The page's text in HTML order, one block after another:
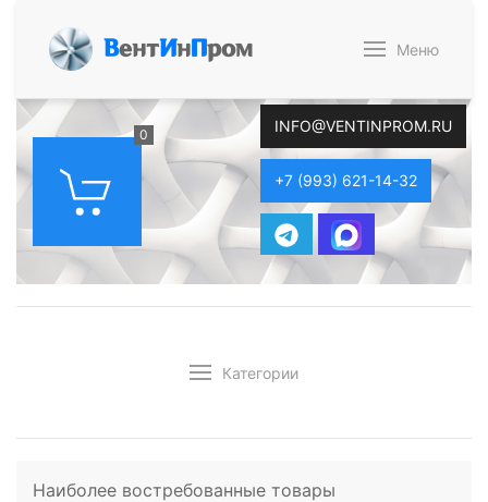
ВентИнПром Меню
0 INFO@VENTINPROM.RU
+7 (993) 621-14-32
Категории
Наиболее востребованные товары